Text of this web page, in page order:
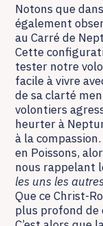
Notons que
également
au Carré de
Cette
tester notre
facile à vivre
de sa clarté
volontiers
heurter à
à la
en Poissons,
nous rappelant
les uns les
Que ce Christ-
plus profond de